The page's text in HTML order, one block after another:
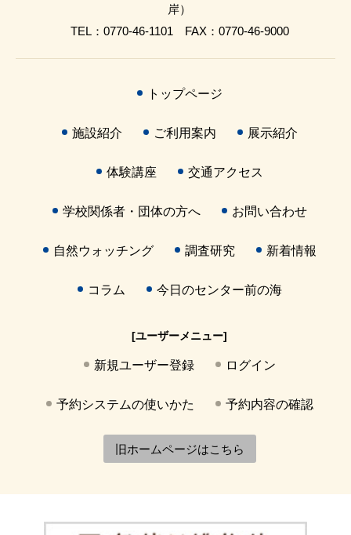
岸）
TEL：0770-46-1101 FAX：0770-46-9000
トップページ
施設紹介 ご利用案内 展示紹介
体験講座 交通アクセス
学校関係者・団体の方へ お問い合わせ
自然ウォッチング 調査研究 新着情報
コラム 今日のセンター前の海
[ユーザーメニュー]
新規ユーザー登録 ログイン
予約システムの使いかた 予約内容の確認
旧ホームページはこちら